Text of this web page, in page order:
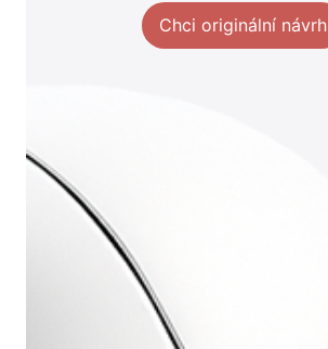
Chci originální návrh